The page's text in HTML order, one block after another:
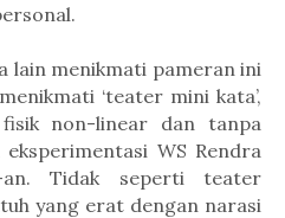
lain menikmati pameran ini
‘teater mini kata’,
non-linear dan tanpa
WS Rendra
Tidak seperti teater
yang erat dengan narasi